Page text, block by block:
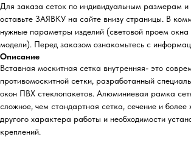
Для заказа сеток по индивидуальным размерам и
оставьте ЗАЯВКУ на сайте внизу страницы. В
нужные параметры изделий (световой проем окна
модели). Перед заказом ознакомьтесь с
Описание
Вставная москитная сетка внутренняя- это
противомоскитной сетки, разработанный
окон ПВХ стеклопакетов. Алюминиевая рамка
сложное, чем стандартная сетка, сечение и более
другого характера работы и необходимости
креплений.